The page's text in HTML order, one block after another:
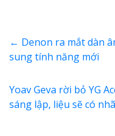
← Denon ra mắt dàn
sung tính năng mới
Yoav Geva rời bỏ YG
sáng lập, liệu sẽ có